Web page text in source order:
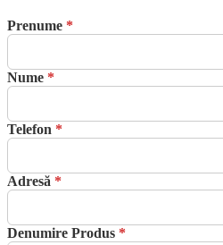
Prenume *
Nume *
Telefon *
Adresă *
Denumire Produs *